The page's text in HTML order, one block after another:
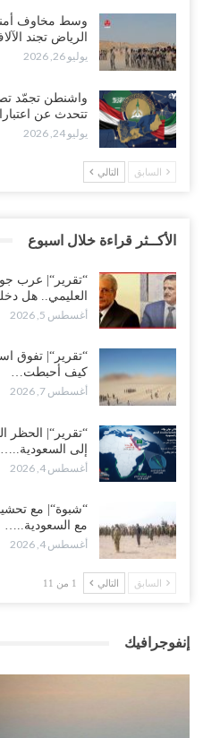
وسط مخاوف
الرياض تجند
يوليو 26, 2026
واشنطن تجمّد
تتحدث عن
يوليو 24, 2026
السابق التالي
الأكــثر قراءة خلال اسبوع
“تقرير“| عرب
العليمي.. هل
أغسطس 5, 2026
“تقرير“| تفوق
كيف أحبطت…
أغسطس 7, 2026
“تقرير“| الحظر
إلى السعودية..…
أغسطس 4, 2026
“شبوة“| مع
مع السعودية..…
أغسطس 4, 2026
السابق التالي 1 من 11
إنفوجرافيك